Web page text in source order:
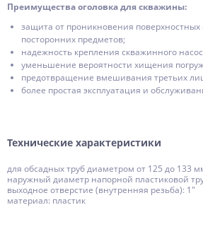
Преимущества оголовка для скважины:
защита от проникновения поверхностных
посторонних предметов;
надежность крепления скважинного
уменьшение вероятности хищения
предотвращение вмешивания третьих
более простая эксплуатация и
Технические характеристики
для обсадных труб диаметром от 125 до 133
наружный диаметр напорной пластиковой
выходное отверстие (внутренняя резьба): 1"
материал: пластик